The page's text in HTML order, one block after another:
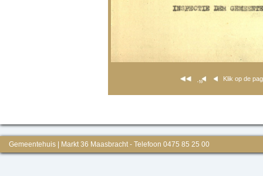
Klik op de
Gemeentehuis | Markt 36 Maasbracht - Telefoon 0475 85 25 00